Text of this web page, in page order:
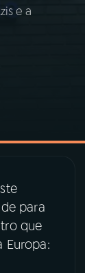
e a
para
que
Europa: